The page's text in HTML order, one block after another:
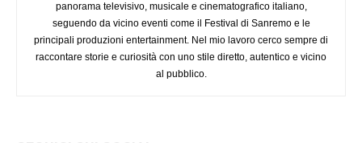
panorama televisivo, musicale e cinematografico italiano,
seguendo da vicino eventi come il Festival di Sanremo e le
principali produzioni entertainment. Nel mio lavoro cerco sempre di
raccontare storie e curiosità con uno stile diretto, autentico e vicino
al pubblico.